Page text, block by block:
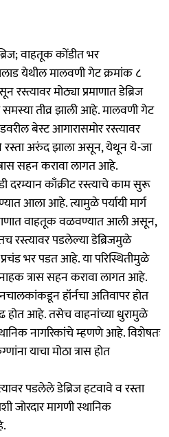
वाहतूक कोंडीत भर
येथील मालवणी गेट क्रमांक ८
रस्त्यावर मोठ्या प्रमाणात डेब्रिज
तीव्र झाली आहे. मालवणी गेट
बेस्ट आगारासमोर रस्त्यावर
अरुंद झाला असून, येथून ये-जा
सहन करावा लागत आहे.
दरम्यान काँक्रीट रस्त्याचे काम सुरू
आला आहे. त्यामुळे पर्यायी मार्ग
वाहतूक वळवण्यात आली असून,
रस्त्यावर पडलेल्या डेब्रिजमुळे
भर पडत आहे. या परिस्थितीमुळे
त्रास सहन करावा लागत आहे.
हॉर्नचा अतिवापर होत
होत आहे. तसेच वाहनांच्या धुरामुळे
नागरिकांचे म्हणणे आहे. विशेषतः
याचा मोठा त्रास होत
पडलेले डेब्रिज हटवावे व रस्ता
जोरदार मागणी स्थानिक